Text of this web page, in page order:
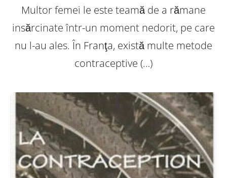
Multor femei le este teamă de a rămane
insărcinate într-un moment nedorit, pe care
nu l-au ales. În Franţa, există multe metode
contraceptive (…)